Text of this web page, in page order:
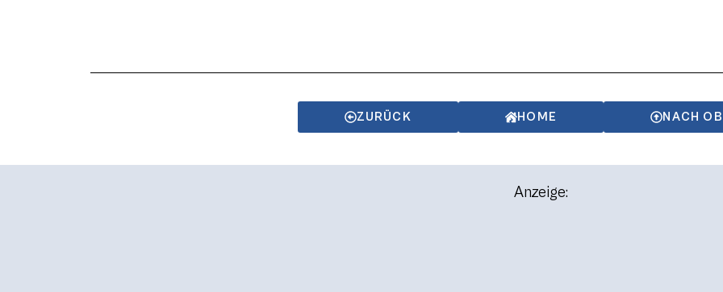
ZURÜCK HOME NACH
Anzeige: